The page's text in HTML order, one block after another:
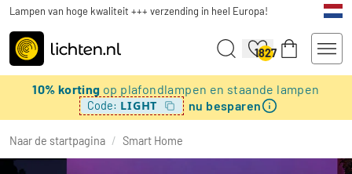
Lampen van hoge kwaliteit +++ verzending in heel Europa!
1827
10% korting op plafondlampen en staande lampen
Code: LIGHT nu besparen
Naar de startpagina / Smart Home